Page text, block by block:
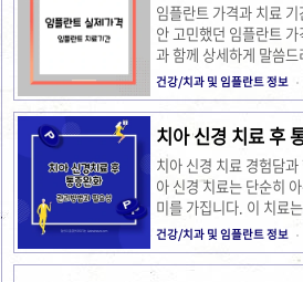
임플란트 가격과 치료
안 고민했던 임플란트
과 함께 상세하게 말씀
으면서 겪은 여러 시행착
며, 여러분에게 도움이
작성하게 되었습니다.
결정할 때는 많은 걱정과
를 찾고 직접 경험해보
다. 이러한 경험들은 제
교, 치료 일정, 그리고
수 있게 도와주었습니
이유 본 글은 임플란트
인 정보와 함께 저의 생
건강/치과 및 임플란트 정보
치아 신경 치료 후
정리
치아 신경 치료 경험담
아 신경 치료는 단순히
미를 가집니다. 이 치료
잡하지 않으면서도 많은
갈 수 있는 중요한 과정
치아 신경 치료를 받으
건강/치과 및 임플란트 정보